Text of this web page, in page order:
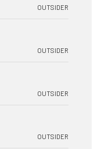
OUTSIDER
OUTSIDER
OUTSIDER
OUTSIDER